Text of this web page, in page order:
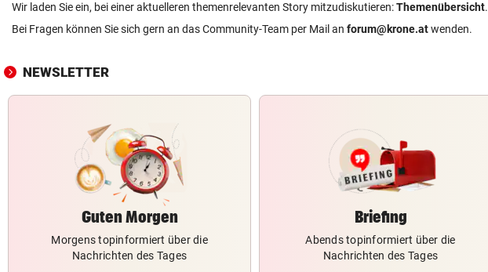
Wir laden Sie ein, bei einer aktuelleren themenrelevanten Story mitzudiskutieren:Themenübersicht.
Bei Fragen können Sie sich gern an das Community-Team per Mail an forum@krone.atwenden.
NEWSLETTER
Guten Morgen
Morgens topinformiert über die
Nachrichten des Tages
Briefing
Abends topinformiert über die
Nachrichten des Tages